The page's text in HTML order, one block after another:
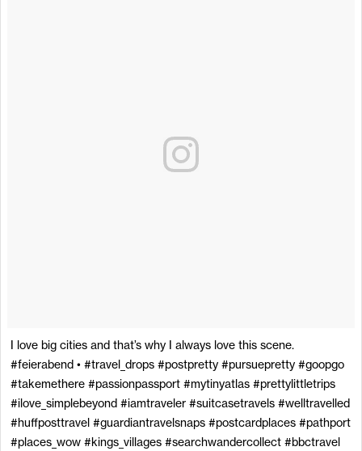
I love big cities and that’s why I always love this scene.
#feierabend • #travel_drops #postpretty #pursuepretty #goopgo
#takemethere #passionpassport #mytinyatlas #prettylittletrips
#ilove_simplebeyond #iamtraveler #suitcasetravels #welltravelled
#huffposttravel #guardiantravelsnaps #postcardplaces #pathport
#places_wow #kings_villages #searchwandercollect #bbctravel